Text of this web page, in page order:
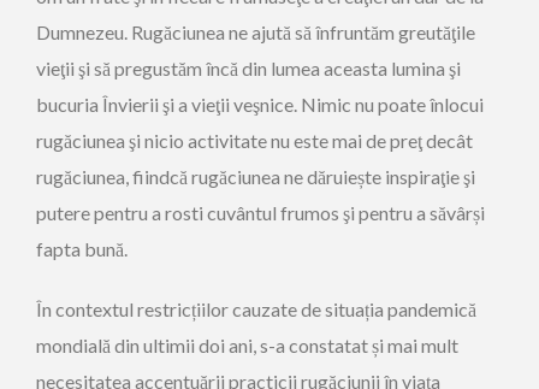
Dumnezeu. Rugăciunea ne ajută să înfruntăm greutăţile
vieţii şi să pregustăm încă din lumea aceasta lumina şi
bucuria Învierii şi a vieţii veşnice. Nimic nu poate înlocui
rugăciunea şi nicio activitate nu este mai de preţ decât
rugăciunea, fiindcă rugăciunea ne dăruiește inspiraţie şi
putere pentru a rosti cuvântul frumos şi pentru a săvârși
fapta bună.
În contextul restricțiilor cauzate de situația pandemică
mondială din ultimii doi ani, s-a constatat și mai mult
necesitatea accentuării practicii rugăciunii în viața